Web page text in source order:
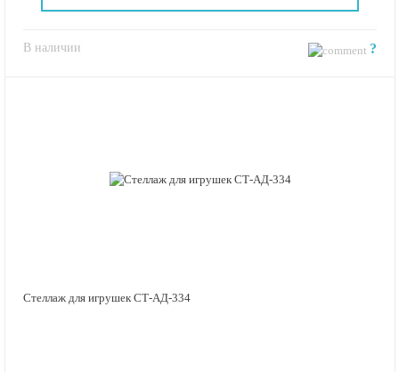
В наличии ?
Стеллаж для игрушек СТ-АД-334